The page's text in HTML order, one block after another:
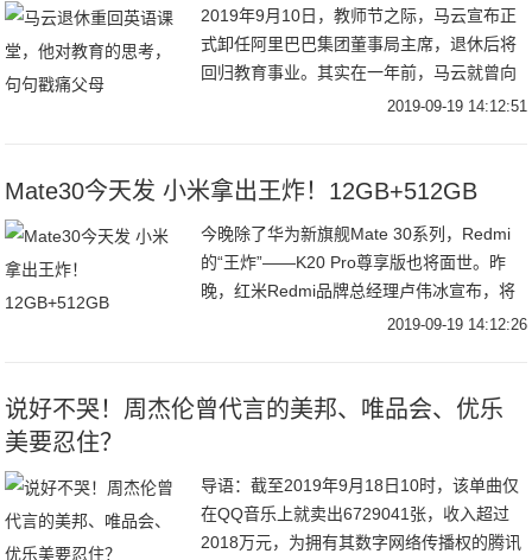
2019年9月10日，教师节之际，马云宣布正
式卸任阿里巴巴集团董事局主席，退休后将
回归教育事业。其实在一年前，马云就曾向
大家宣布：“我想回归教育，做我热爱的事情
2019-09-19 14:12:51
Mate30今天发 小米拿出王炸！12GB+512GB
今晚除了华为新旗舰Mate 30系列，Redmi
的“王炸”——K20 Pro尊享版也将面世。昨
晚，红米Redmi品牌总经理卢伟冰宣布，将
于9月19日（晚8点）直播发布K20 Pro尊享
2019-09-19 14:12:26
说好不哭！周杰伦曾代言的美邦、唯品会、优乐
美要忍住？
导语：截至2019年9月18日10时，该单曲仅
在QQ音乐上就卖出6729041张，收入超过
2018万元，为拥有其数字网络传播权的腾讯